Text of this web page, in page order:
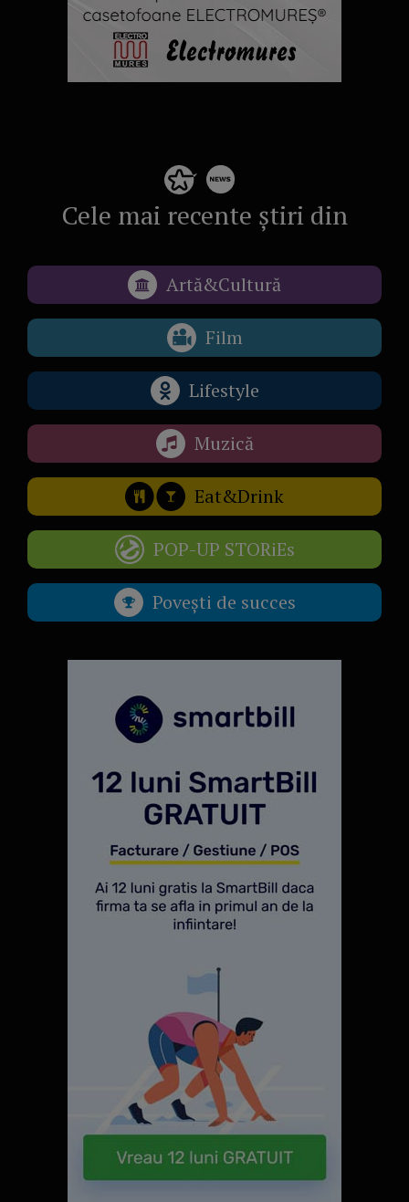
Cele mai recente știri din
Artă&Cultură
Film
Lifestyle
Muzică
Eat&Drink
POP-UP STORiEs
Povești de succes